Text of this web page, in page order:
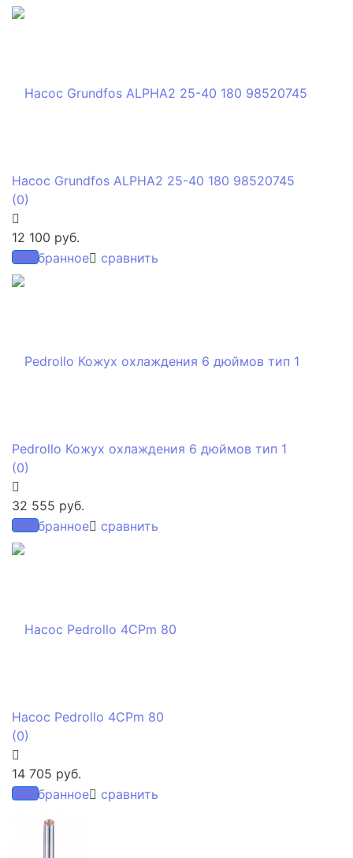
избранное сравнить
Насос Grundfos ALPHA2 25-40 180 98520745
(0)
12 100 руб.
избранное сравнить
Pedrollo Кожух охлаждения 6 дюймов тип 1
(0)
32 555 руб.
избранное сравнить
Насос Pedrollo 4CPm 80
(0)
14 705 руб.